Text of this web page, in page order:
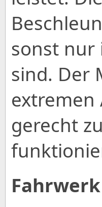
sonst nur
sind. Der
extremen
gerecht